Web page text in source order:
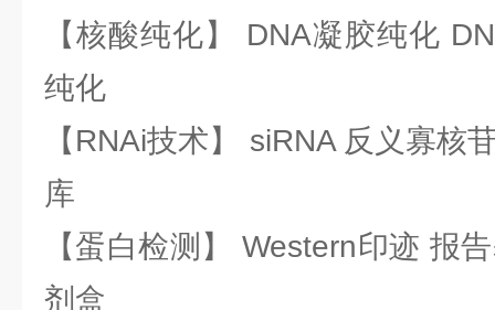
【核酸纯化】 DNA凝胶纯化
纯化
【RNAi技术】 siRNA 反义寡核
库
【蛋白检测】 Western印迹 报
剂盒